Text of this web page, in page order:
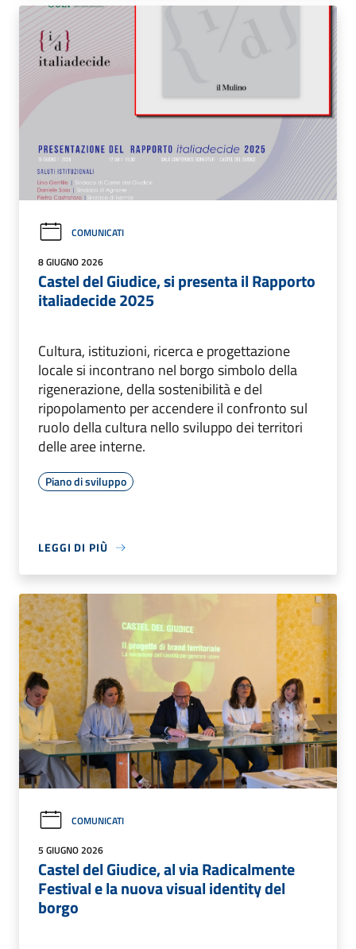
COMUNICATI
8 GIUGNO 2026
Castel del Giudice, si presenta il Rapporto
italiadecide 2025
Cultura, istituzioni, ricerca e progettazione
locale si incontrano nel borgo simbolo della
rigenerazione, della sostenibilità e del
ripopolamento per accendere il confronto sul
ruolo della cultura nello sviluppo dei territori
delle aree interne.
Piano di sviluppo
LEGGI DI PIÙ
COMUNICATI
5 GIUGNO 2026
Castel del Giudice, al via Radicalmente
Festival e la nuova visual identity del
borgo